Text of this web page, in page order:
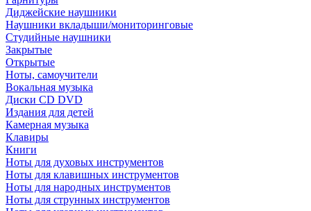
Диджейские наушники
Наушники вкладыши/мониторинговые
Студийные наушники
Закрытые
Открытые
Ноты, самоучители
Вокальная музыка
Диски CD DVD
Издания для детей
Камерная музыка
Клавиры
Книги
Ноты для духовых инструментов
Ноты для клавишных инструментов
Ноты для народных инструментов
Ноты для струнных инструментов